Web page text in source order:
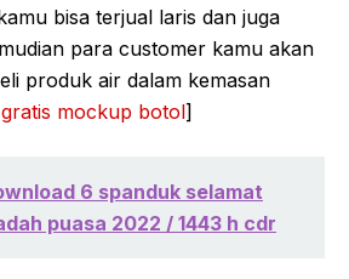
bisa terjual laris dan juga
para customer kamu akan
produk air dalam kemasan
mockup botol]
6 spanduk selamat
puasa 2022 / 1443 h cdr